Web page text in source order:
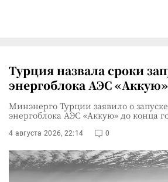
Турция назвала сроки
энергоблока АЭС «Аккую»
Минэнерго Турции заявило о
энергоблока АЭС «Аккую» до конца
4 августа 2026, 22:14 0